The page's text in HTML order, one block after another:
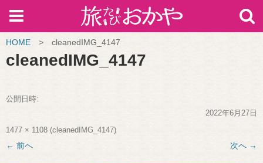
HOME > cleanedIMG_4147
cleanedIMG_4147
公開日時:
2022年6月27日
1477 × 1108 (cleanedIMG_4147)
← 前へ 次へ →